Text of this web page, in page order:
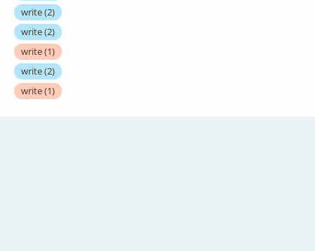
write(2)
write(2)
write(1)
write(2)
write(1)